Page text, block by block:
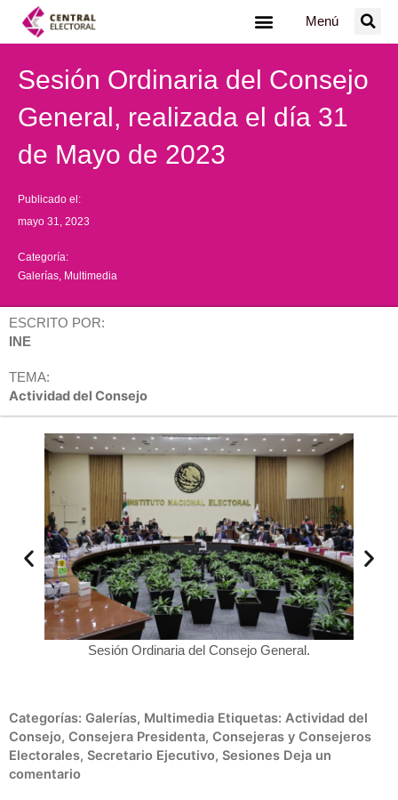
Menú
Sesión Ordinaria del Consejo
General, realizada el día 31
de Mayo de 2023
Publicado el:
mayo 31, 2023
Categoría:
Galerías Multimedia
ESCRITO POR:
INE
TEMA:
Actividad del Consejo
Sesión Ordinaria del Consejo General.
Categorías: Galerías, Multimedia Etiquetas: Actividad del
Consejo, Consejera Presidenta, Consejeras y Consejeros
Electorales, Secretario Ejecutivo, Sesiones Deja un
comentario